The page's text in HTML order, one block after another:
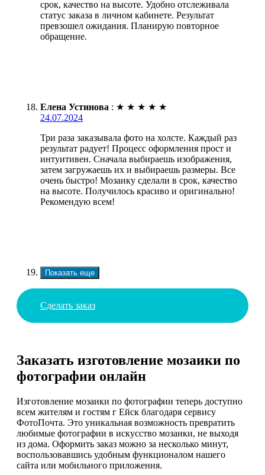
срок, качество на высоте. Удобно отслеживала
статус заказа в личном кабинете. Результат
превзошел ожидания. Планирую повторное
обращение.
Елена Устинова : ★ ★ ★ ★ ★
24.07.2024
Три раза заказывала фото на холсте. Каждый раз
результат радует! Процесс оформления прост и
интуитивен. Сначала выбираешь изображения,
затем загружаешь их и выбираешь размеры. Все
очень быстро! Мозаику сделали в срок, качество
на высоте. Получилось красиво и оригинально!
Рекомендую всем!
Показать еще
Сделать заказ
Заказать изготовление мозаики по
фотографии онлайн
Изготовление мозаики по фотографии теперь доступно
всем жителям и гостям г Ейск благодаря сервису
ФотоПочта. Это уникальная возможность превратить
любимые фотографии в искусство мозаики, не выходя
из дома. Оформить заказ можно за несколько минут,
воспользовавшись удобным функционалом нашего
сайта или мобильного приложения.